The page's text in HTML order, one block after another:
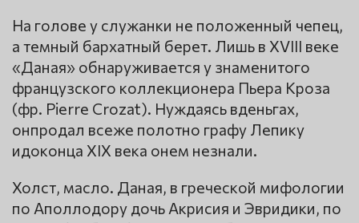
На голове у служанки не положенный чепец,
а темный бархатный берет. Лишь в XVIII веке
«Даная» обнаруживается у знаменитого
французского коллекционера Пьера Кроза
(фр. Pierre Crozat). Нуждаясь вденьгах,
онпродал всеже полотно графу Лепику
идоконца XIX века онем незнали.
Холст, масло. Даная, в греческой мифологии
по Аполлодору дочь Акрисия и Эвридики, по